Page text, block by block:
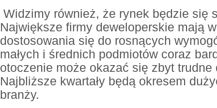
Widzimy również, że rynek będzie się
Największe firmy deweloperskie mają
dostosowania się do rosnących
małych i średnich podmiotów coraz
otoczenie może okazać się zbyt trudne
Najbliższe kwartały będą okresem
branży.